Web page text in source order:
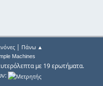
| Πάνω ▲
Machines
με 19 ερωτήματα.